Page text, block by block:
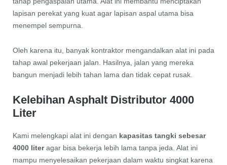
lapisan perekat yang kuat agar lapisan aspal utama bisa
menempel sempurna.
Oleh karena itu, banyak kontraktor mengandalkan alat ini pada
tahap awal pekerjaan jalan. Hasilnya, jalan yang mereka
bangun menjadi lebih tahan lama dan tidak cepat rusak.
Kelebihan Asphalt Distributor 4000
Liter
Kami melengkapi alat ini dengan kapasitas tangki sebesar
4000 literagar bisa bekerja lebih lama tanpa jeda. Alat ini
mampu menyelesaikan pekerjaan dalam waktu singkat karena